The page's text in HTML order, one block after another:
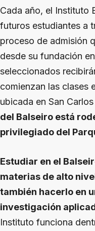
Cada año, el Instituto
futuros estudiantes a
proceso de admisión
desde su fundación
seleccionados
comienzan las clases
ubicada en San
del Balseiro está
privilegiado del
Estudiar en el
materias de alto
también hacerlo en
investigación
Instituto funciona